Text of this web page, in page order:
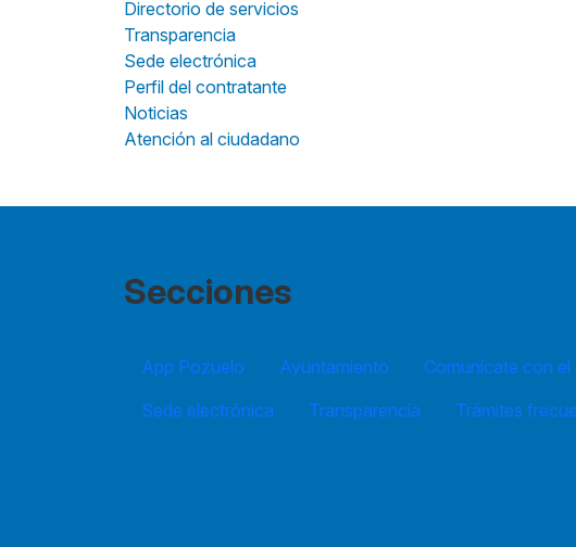
Directorio de servicios
Transparencia
Sede electrónica
Perfil del contratante
Noticias
Atención al ciudadano
Secciones
App Pozuelo Ayuntamiento Comunícate con
Sede electrónica
Transparencia Trámites